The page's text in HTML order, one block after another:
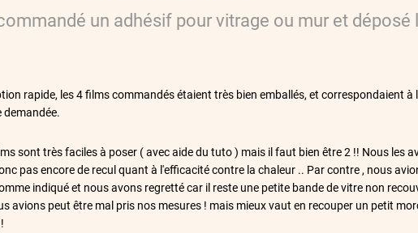
un adhésif pour vitrage ou mur et déposé
rapide, les 4 films commandés étaient très bien emballés, et correspondaient à
demandée.
sont très faciles à poser ( avec aide du tuto ) mais il faut bien être 2 !! Nous les
pas encore de recul quant à l'efficacité contre la chaleur .. Par contre , nous
indiqué et nous avons regretté car il reste une petite bande de vitre non
avions peut être mal pris nos mesures ! mais mieux vaut en recouper un petit